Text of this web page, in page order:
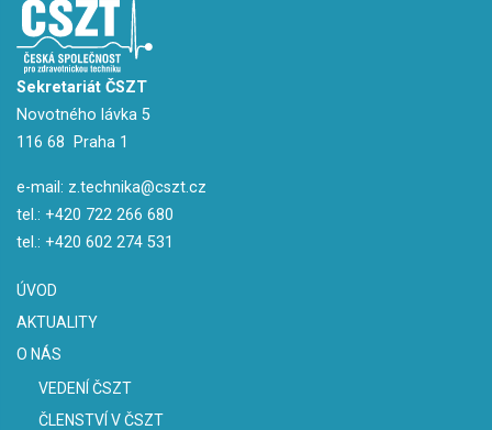
Sekretariát ČSZT
Novotného lávka 5
116 68 Praha 1
e-mail: z.technika@cszt.cz
tel.: +420 722 266 680
tel.: +420 602 274 531
ÚVOD
AKTUALITY
O NÁS
VEDENÍ ČSZT
ČLENSTVÍ V ČSZT